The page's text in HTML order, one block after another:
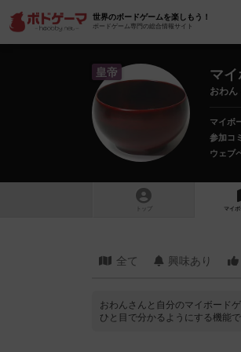
世界のボードゲームを楽しもう！
ボードゲーム専門の総合情報サイト
皇帝 マ
おわん
マイボ
参加コ
ウェブ
トップ マイ
全て 興味あり
おわんさんと自分のマイボード
ひと目で分かるようにする機能で